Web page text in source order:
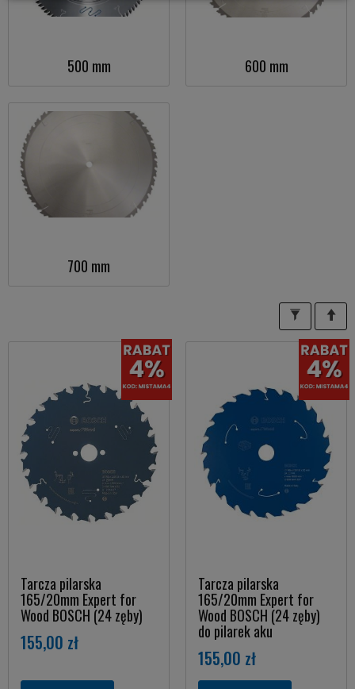
500 mm 600 mm
700 mm
Tarcza pilarska
165/20mm Expert for
Wood BOSCH (24 zęby)
155,00 zł
Tarcza pilarska
165/20mm Expert for
Wood BOSCH (24 zęby)
do pilarek aku
155,00 zł